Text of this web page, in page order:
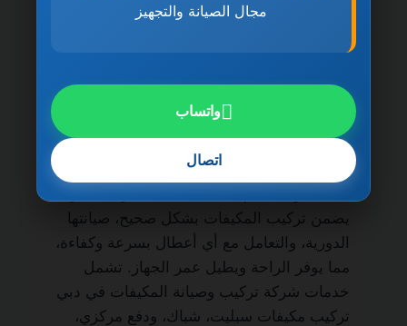
بواسطة
شركة تركيب وصيانة المكيفات في دبي تُعد
شركة تركيب وصيانة المكيفات في دبي
0501270935 ضمان مدى الحياة من الخدمات
الأساسية لكل منزل أو مكتب لضمان نظام تبريد
فعال طوال العام. فالاعتماد على شركة محترفة
يضمن تركيب المكيفات بشكل صحيح، صيانتها
الدورية، والتعامل مع أي أعطال بسرعة وكفاءة،
مما يوفر الراحة ويطيل عمر الجهاز. تشمل
خدمات شركة تركيب وصيانة المكيفات في دبي
تركيب مكيفات سبليت، شباك، ودفع مركزي،
مجال الصيانة والتجهيز
واتساب
اتصال